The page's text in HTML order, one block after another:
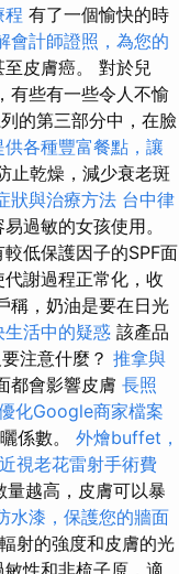
程 有了一個愉快的時
會計師證照，為您的
皮膚癌。 對於兒
有些有一些令人不愉
的第三部分中，在臉
各種豐富餐點，讓
止乾燥，減少衰老斑
狀與治療方法 台中律
過敏的女孩使用。
低保護因子的SPF面
謝過程正常化，收
稱，奶油是要在日光
活中的疑惑 該產品
注意什麼？ 推拿與
都會影響皮膚 長照
化Google商家檔案
係數。 外燴buffet，
視老花雷射手術費
量越高，皮膚可以暴
水漆，保護您的牆面
射的強度和皮膚的光
性和非梳子原，適